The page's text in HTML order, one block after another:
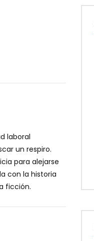
laboral
un respiro.
para alejarse
con la historia
ficción.